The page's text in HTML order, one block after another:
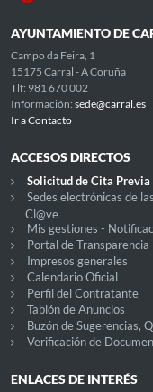
AYUNTAMIENTO DE
Campo da Feira, 1
15175 Carral - A Coruña
Tlf: 981 670 002
Información: sede@carral.es
Ir a Contacto
ACCESOS DIRECTOS
Solicitud de Cita Previa
Sedes electrónicas de
Cl@ve
Mis gestiones -
Portal de Transparencia
Impresos generales
Calendario Oficial
Perfil del Contratante
Tablón de Anuncios
Buzón de Sugerencias,
Verificación de
ENLACES DE INTERÉS